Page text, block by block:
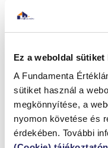
Ez a weboldal sütiket
A Fundamenta
sütiket használ a
megkönnyítése, a
nyomon követése és
érdekében. További
neki. Érdemes figyelni
egyenletes
állapotban, ha a
szokásokösszhangban
egymástól, a penész
attól, mennyire friss a